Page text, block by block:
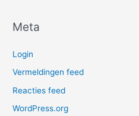
Meta
Login
Vermeldingen feed
Reacties feed
WordPress.org